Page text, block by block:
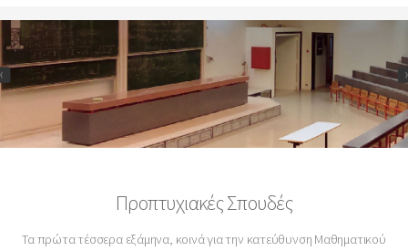
Προπτυχιακές Σπουδές
Τα πρώτα τέσσερα εξάμηνα, κοινά για την κατεύθυνση Μαθηματικού